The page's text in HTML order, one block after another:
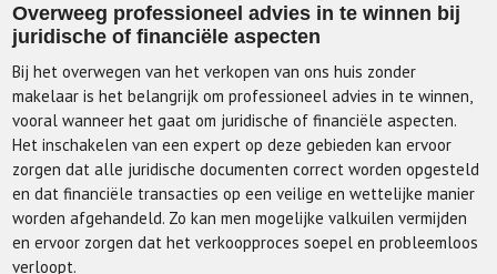
Overweeg professioneel advies in te winnen bij
juridische of financiële aspecten
Bij het overwegen van het verkopen van ons huis zonder
makelaar is het belangrijk om professioneel advies in te winnen,
vooral wanneer het gaat om juridische of financiële aspecten.
Het inschakelen van een expert op deze gebieden kan ervoor
zorgen dat alle juridische documenten correct worden opgesteld
en dat financiële transacties op een veilige en wettelijke manier
worden afgehandeld. Zo kan men mogelijke valkuilen vermijden
en ervoor zorgen dat het verkoopproces soepel en probleemloos
verloopt.